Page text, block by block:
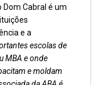
Dom Cabral é um
e a
escolas de
MBA e onde
e moldam